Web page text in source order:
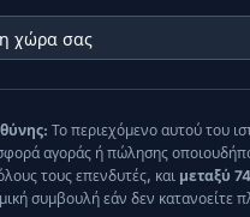
Το περιεχόμενο αυτού του
αγοράς ή πώλησης
τους επενδυτές, και μεταξύ
συμβουλή εάν δεν κατανοείτε